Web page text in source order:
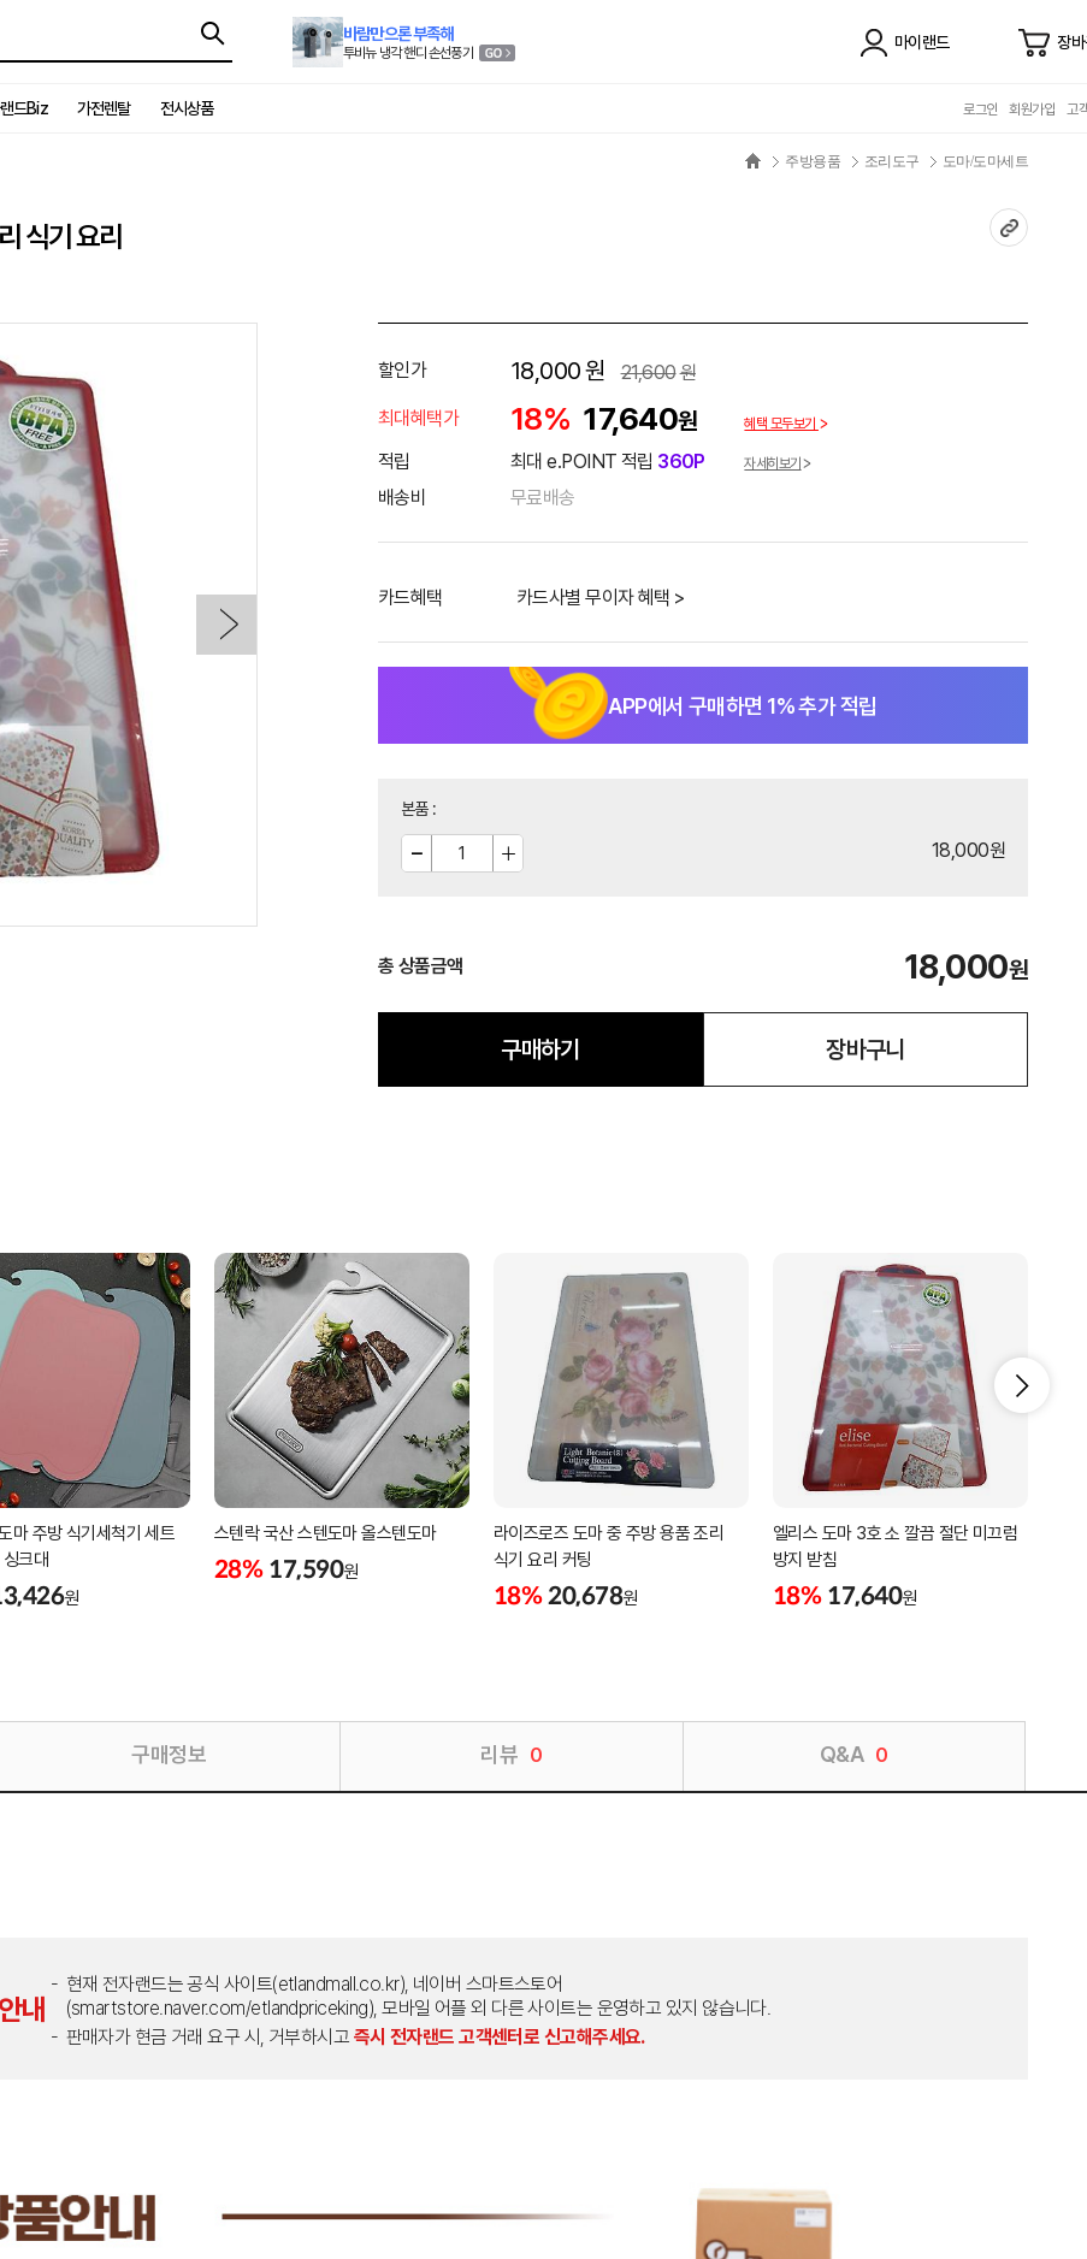
바람만으론 부족해
투비뉴 냉각 핸디 손선풍기
마이랜드 장
드Biz 가전렌탈 전시상품 로그인 회원가입 고
주방용품 조리도구 도마/도마세트
식기 요리
할인가 18,000원 21,600원
최대혜택가
18% 17,640원 혜택 모두보기
적립 최대 e.POINT 적립 360P 자세히보기
배송비 무료배송
카드혜택 카드사별 무이자 혜택 >
APP에서 구매하면 1% 추가 적립
본품:
18,000원
총 상품금액 18,000원
구매하기 장바구니
마 주방 식기세척기 세트
크대
원
스텐락 국산 스텐도마 올스텐도마
28% 17,590원
라이즈로즈 도마 중 주방 용품 조리
식기 요리 커팅
18% 20,678원
엘리스 도마 3호 소 깔끔 절단 미끄럼
방지 받침
18% 17,640원
구매정보 리뷰 0 Q&A 0
내
현재 전자랜드는 공식 사이트(etlandmall.co.kr), 네이버 스마트스토어
(smartstore.naver.com/etlandpriceking), 모바일 어플 외 다른 사이트는 운영하고 있지 않습니다.
판매자가 현금 거래 요구 시, 거부하시고 즉시 전자랜드 고객센터로 신고해주세요.